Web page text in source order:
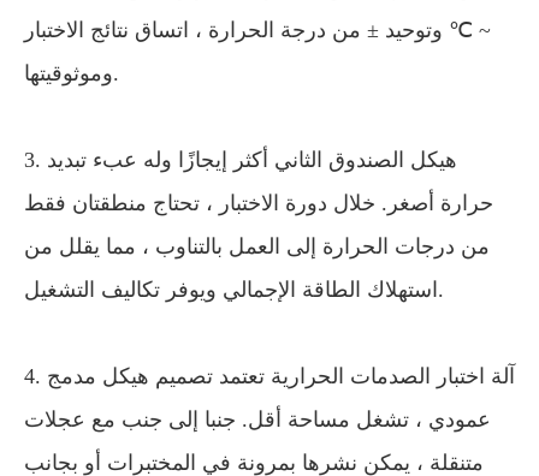
~ ℃ وتوحيد ± من درجة الحرارة ، اتساق نتائج الاختبار
وموثوقيتها.
3. هيكل الصندوق الثاني أكثر إيجازًا وله عبء تبديد
حرارة أصغر. خلال دورة الاختبار ، تحتاج منطقتان فقط
من درجات الحرارة إلى العمل بالتناوب ، مما يقلل من
استهلاك الطاقة الإجمالي ويوفر تكاليف التشغيل.
4. آلة اختبار الصدمات الحرارية تعتمد تصميم هيكل مدمج
عمودي ، تشغل مساحة أقل. جنبا إلى جنب مع عجلات
متنقلة ، يمكن نشرها بمرونة في المختبرات أو بجانب